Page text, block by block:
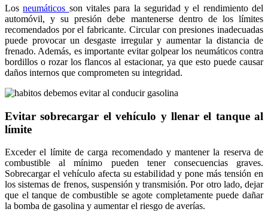
Losneumáticos son vitales para la seguridad y el rendimiento del
automóvil, y su presión debe mantenerse dentro de los límites
recomendados por el fabricante. Circular con presiones inadecuadas
puede provocar un desgaste irregular y aumentar la distancia de
frenado. Además, es importante evitar golpear los neumáticos contra
bordillos o rozar los flancos al estacionar, ya que esto puede causar
daños internos que comprometen su integridad.
Evitar sobrecargar el vehículo y llenar el tanque al
límite
Exceder el límite de carga recomendado y mantener la reserva de
combustible al mínimo pueden tener consecuencias graves.
Sobrecargar el vehículo afecta su estabilidad y pone más tensión en
los sistemas de frenos, suspensión y transmisión. Por otro lado, dejar
que el tanque de combustible se agote completamente puede dañar
la bomba de gasolina y aumentar el riesgo de averías.